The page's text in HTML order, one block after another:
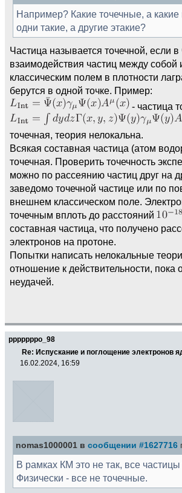
Например? Какие точечные, а
одни такие, а другие этакие?
Частица называется точечной, если в
взаимодействия частиц между
классическим полем в плотности
берутся в одной точке. Пример:
- частица
точечная, теория нелокальна.
Всякая составная частица (атом
точечная. Проверить точечность
можно по рассеянию частиц друг на
заведомо точечной частице или по
внешнем классическом поле.
точечным вплоть до расстояний
составная частица, что получено
электронов на протоне.
Попытки написать нелокальные
отношение к действительности, пока
неудачей.
pppppppo_98
Re: Испускание и поглощение электронов
16.02.2024, 16:59
nomas1000001 в сообщении #1627716
В рамках КМ это не так, все
Физически - все не точечные.